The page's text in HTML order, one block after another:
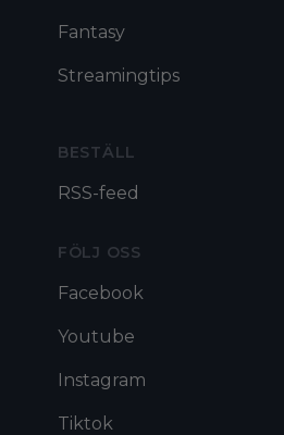
Fantasy
Streamingtips
BESTÄLL
RSS-feed
FÖLJ OSS
Facebook
Youtube
Instagram
Tiktok